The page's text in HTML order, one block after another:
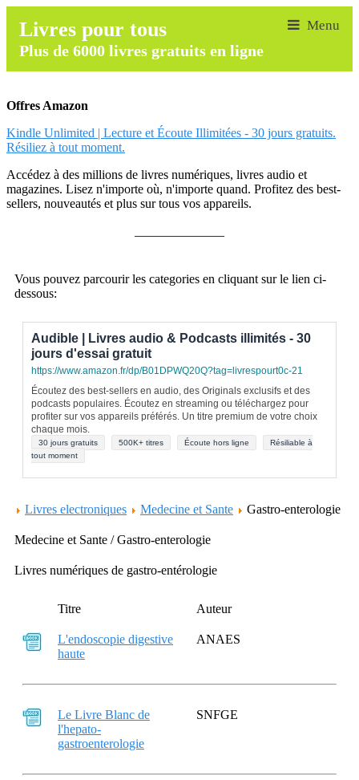
Livres pour tous
Plus de 6000 livres gratuits en ligne
Offres Amazon
Kindle Unlimited | Lecture et Écoute Illimitées - 30 jours gratuits.
Résiliez à tout moment.
Accédez à des millions de livres numériques, livres audio et
magazines. Lisez n'importe où, n'importe quand. Profitez des best-
sellers, nouveautés et plus sur tous vos appareils.
Vous pouvez parcourir les categories en cliquant sur le lien ci-
dessous:
Audible | Livres audio & Podcasts illimités - 30
jours d'essai gratuit
https://www.amazon.fr/dp/B01DPWQ20Q?tag=livrespourt0c-21
Écoutez des best-sellers en audio, des Originals exclusifs et des
podcasts populaires. Écoutez en streaming ou téléchargez pour
profiter sur vos appareils préférés. Un titre premium de votre choix
chaque mois.
30 jours gratuits 500K+ titres Écoute hors ligne
Résiliable à
tout moment
Livres electroniques Medecine et Sante Gastro-enterologie
Medecine et Sante / Gastro-enterologie
Livres numériques de gastro-entérologie
Titre Auteur
L'endoscopie digestive
haute
ANAES
Le Livre Blanc de
l'hepato-
gastroenterologie
SNFGE